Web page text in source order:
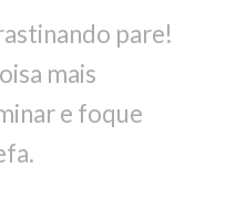
pare!
mais
e foque